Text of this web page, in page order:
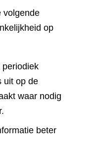
volgende
op
periodiek
uit op de
waar nodig
beter